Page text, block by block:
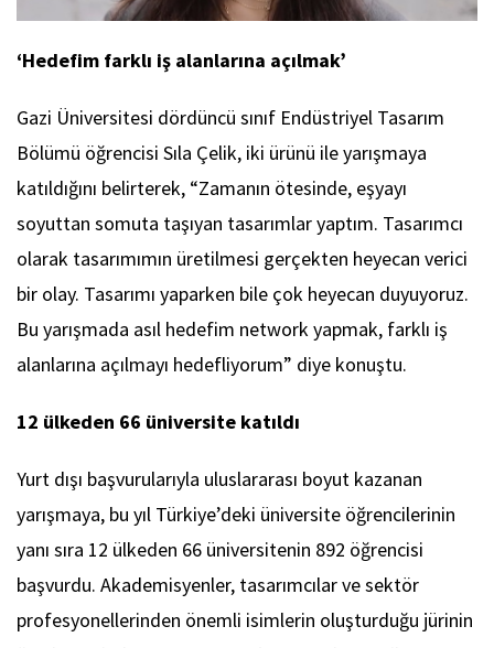
‘Hedefim farklı iş alanlarına açılmak’
Gazi Üniversitesi dördüncü sınıf Endüstriyel Tasarım
Bölümü öğrencisi Sıla Çelik, iki ürünü ile yarışmaya
katıldığını belirterek, “Zamanın ötesinde, eşyayı
soyuttan somuta taşıyan tasarımlar yaptım. Tasarımcı
olarak tasarımımın üretilmesi gerçekten heyecan verici
bir olay. Tasarımı yaparken bile çok heyecan duyuyoruz.
Bu yarışmada asıl hedefim network yapmak, farklı iş
alanlarına açılmayı hedefliyorum” diye konuştu.
12 ülkeden 66 üniversite katıldı
Yurt dışı başvurularıyla uluslararası boyut kazanan
yarışmaya, bu yıl Türkiye’deki üniversite öğrencilerinin
yanı sıra 12 ülkeden 66 üniversitenin 892 öğrencisi
başvurdu. Akademisyenler, tasarımcılar ve sektör
profesyonellerinden önemli isimlerin oluşturduğu jürinin